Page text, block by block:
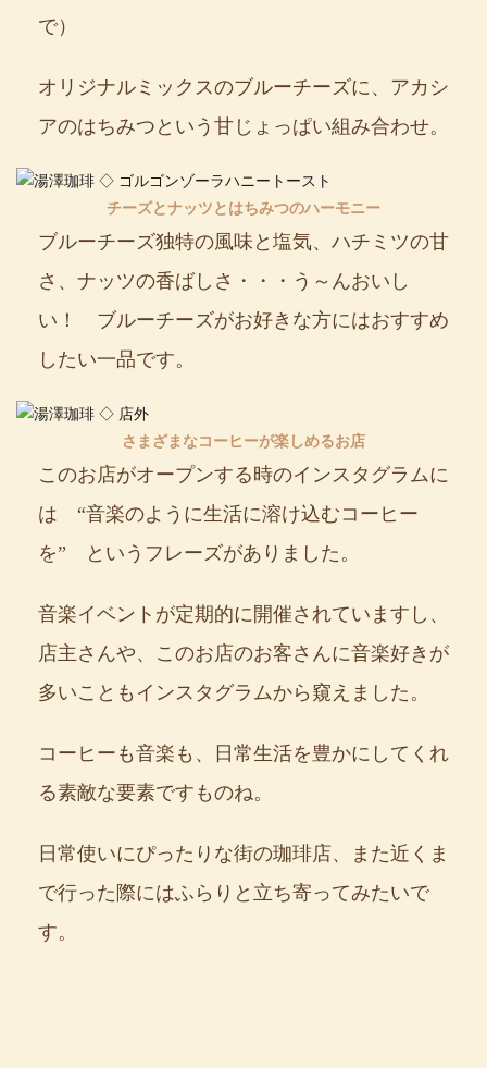
で）
オリジナルミックスのブルーチーズに、アカシ
アのはちみつという甘じょっぱい組み合わせ。
チーズとナッツとはちみつのハーモニー
ブルーチーズ独特の風味と塩気、ハチミツの甘
さ、ナッツの香ばしさ・・・う～んおいし
い！ ブルーチーズがお好きな方にはおすすめ
したい一品です。
さまざまなコーヒーが楽しめるお店
このお店がオープンする時のインスタグラムに
は “音楽のように生活に溶け込むコーヒー
を” というフレーズがありました。
音楽イベントが定期的に開催されていますし、
店主さんや、このお店のお客さんに音楽好きが
多いこともインスタグラムから窺えました。
コーヒーも音楽も、日常生活を豊かにしてくれ
る素敵な要素ですものね。
日常使いにぴったりな街の珈琲店、また近くま
で行った際にはふらりと立ち寄ってみたいで
す。